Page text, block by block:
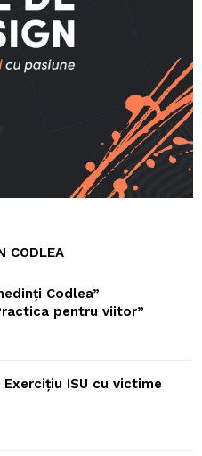
CODLEA
Codlea”
pentru viitor”
ISU cu victime